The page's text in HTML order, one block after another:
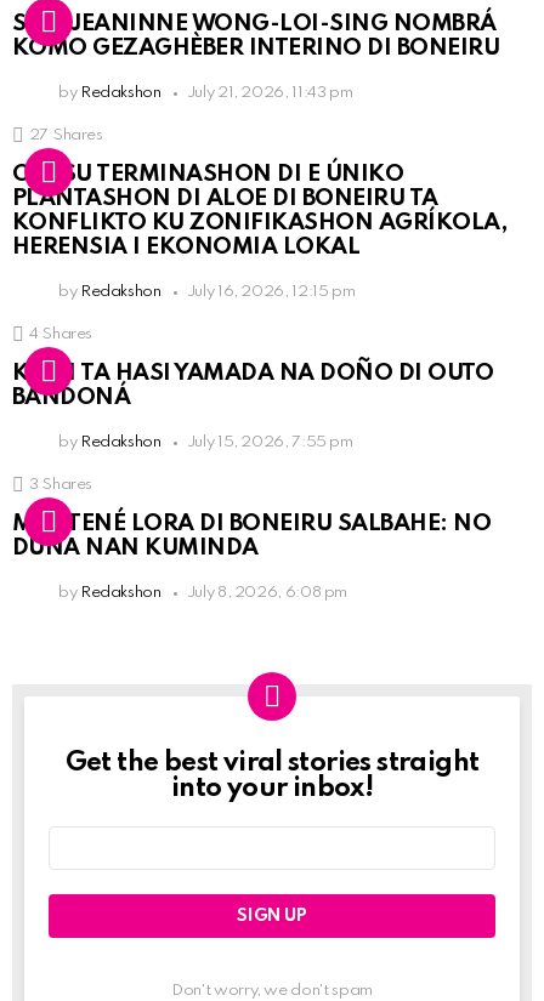
SRA. JEANINNE WONG-LOI-SING NOMBRÁ
KOMO GEZAGHÈBER INTERINO DI BONEIRU
by Redakshon July 21, 2026, 11:43 pm
27 Shares
OLB SU TERMINASHON DI E ÚNIKO
PLANTASHON DI ALOE DI BONEIRU TA
KONFLIKTO KU ZONIFIKASHON AGRÍKOLA,
HERENSIA I EKONOMIA LOKAL
by Redakshon July 16, 2026, 12:15 pm
4 Shares
KPCN TA HASI YAMADA NA DOÑO DI OUTO
BANDONÁ
by Redakshon July 15, 2026, 7:55 pm
3 Shares
MANTENÉ LORA DI BONEIRU SALBAHE: NO
DUNA NAN KUMINDA
by Redakshon July 8, 2026, 6:08 pm
Newslett
Get the best viral stories straight
into your inbox!
Don't worry, we don't spam